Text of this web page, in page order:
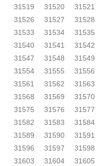
31519
31520 31521
31526
31527 31528
31533
31534 31535
31540
31541 31542
31547
31548 31549
31554
31555 31556
31561
31562 31563
31568
31569 31570
31575
31576 31577
31582
31583 31584
31589
31590 31591
31596
31597 31598
31603
31604 31605